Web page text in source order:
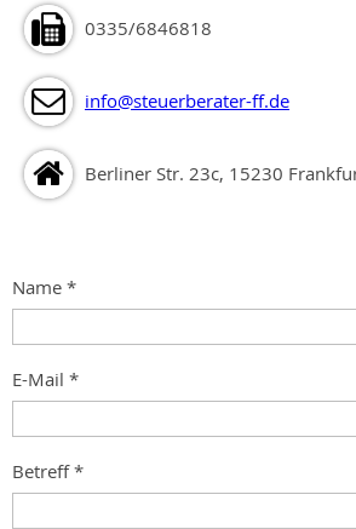
0335/6846818
info@steuerberater-ff.de
Berliner Str. 23c, 15230
Name *
E-Mail *
Betreff*